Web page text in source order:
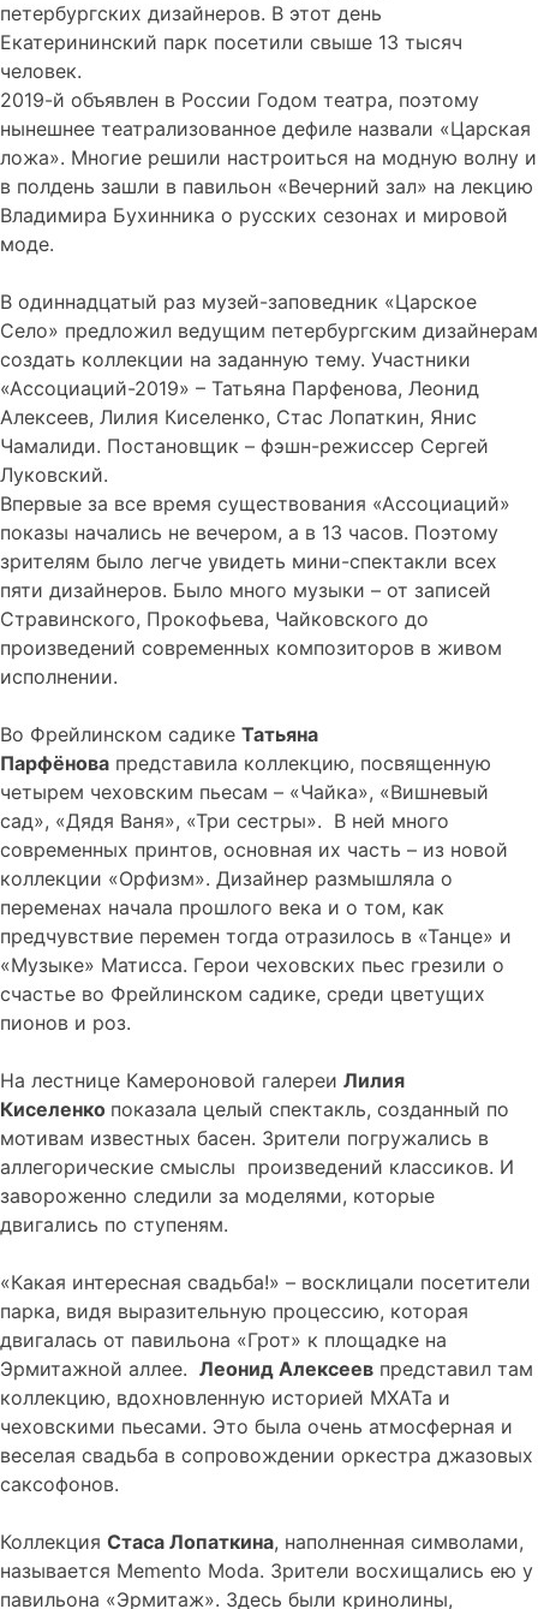
петербургских дизайнеров. В этот день
Екатерининский парк посетили свыше 13 тысяч
человек.
2019-й объявлен в России Годом театра, поэтому
нынешнее театрализованное дефиле назвали «Царская
ложа». Многие решили настроиться на модную волну и
в полдень зашли в павильон «Вечерний зал» на лекцию
Владимира Бухинника о русских сезонах и мировой
моде.
В одиннадцатый раз музей-заповедник «Царское
Село» предложил ведущим петербургским дизайнерам
создать коллекции на заданную тему. Участники
«Ассоциаций-2019» – Татьяна Парфенова, Леонид
Алексеев, Лилия Киселенко, Стас Лопаткин, Янис
Чамалиди. Постановщик – фэшн-режиссер Сергей
Луковский.
Впервые за все время существования «Ассоциаций»
показы начались не вечером, а в 13 часов. Поэтому
зрителям было легче увидеть мини-спектакли всех
пяти дизайнеров. Было много музыки – от записей
Стравинского, Прокофьева, Чайковского до
произведений современных композиторов в живом
исполнении.
Во Фрейлинском садике Татьяна
Парфёнова представила коллекцию, посвященную
четырем чеховским пьесам – «Чайка», «Вишневый
сад», «Дядя Ваня», «Три сестры». В ней много
современных принтов, основная их часть – из новой
коллекции «Орфизм». Дизайнер размышляла о
переменах начала прошлого века и о том, как
предчувствие перемен тогда отразилось в «Танце» и
«Музыке» Матисса. Герои чеховских пьес грезили о
счастье во Фрейлинском садике, среди цветущих
пионов и роз.
На лестнице Камероновой галереи Лилия
Киселенко показала целый спектакль, созданный по
мотивам известных басен. Зрители погружались в
аллегорические смыслы произведений классиков. И
завороженно следили за моделями, которые
двигались по ступеням.
«Какая интересная свадьба!» – восклицали посетители
парка, видя выразительную процессию, которая
двигалась от павильона «Грот» к площадке на
Эрмитажной аллее. Леонид Алексеев представил там
коллекцию, вдохновленную историей МХАТа и
чеховскими пьесами. Это была очень атмосферная и
веселая свадьба в сопровождении оркестра джазовых
саксофонов.
Коллекция Стаса Лопаткина, наполненная символами,
называется Memento Moda. Зрители восхищались ею у
павильона «Эрмитаж». Здесь были кринолины,